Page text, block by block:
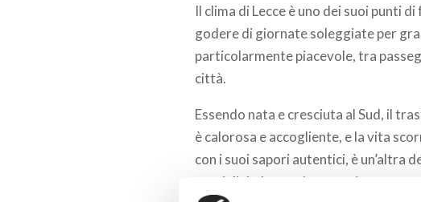
Il clima di Lecce è uno dei suoi punti
godere di giornate soleggiate per
particolarmente piacevole, tra
città.
Essendo nata e cresciuta al Sud, il
è calorosa e accogliente, e la vita
con i suoi sapori autentici, è un’altra
specialità che rendono ogni pasto un